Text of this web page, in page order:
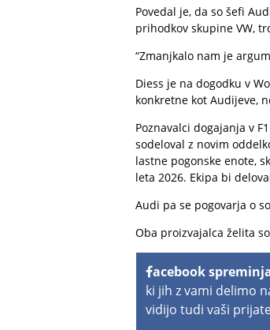
Povedal je, da so šefi
prihodkov skupine VW,
“Zmanjkalo nam je
Diess je na dogodku v
konkretne kot Audijeve,
Poznavalci dogajanja v
sodeloval z novim
lastne pogonske enote,
leta 2026. Ekipa bi
Audi pa se pogovarja o
Oba proizvajalca želita
acebook
ki jih z vami delimo
vidijo tudi vaši